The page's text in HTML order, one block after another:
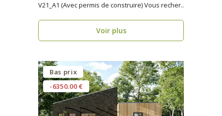
V21_A1 (Avec permis de construire) Vous recher..
Voir plus
Bas prix
-6350.00 €